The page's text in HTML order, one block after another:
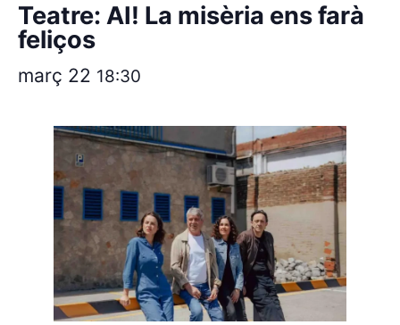
Teatre: AI! La misèria ens farà
feliços
març 22 18:30